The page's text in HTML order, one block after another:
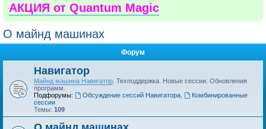
АКЦИЯ от Quantum Magic
О майнд машинах
Форум
Навигатор
Майнд машина Навигатор . Техподдержка. Новые сессии. Обновления
программ.
Подфорумы:
Обсуждение сессий Навигатора,
Комбинированные
сессии
Темы: 109